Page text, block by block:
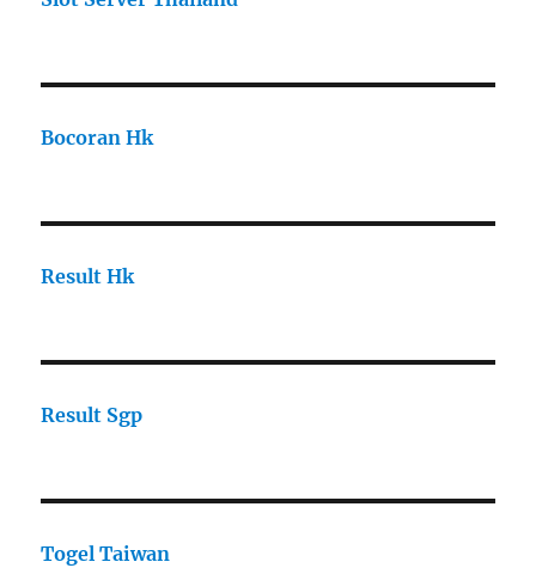
Bocoran Hk
Result Hk
Result Sgp
Togel Taiwan